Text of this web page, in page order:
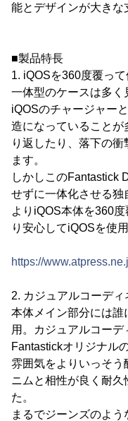
能とデザインが大きな
■製品特長
1. iQOSを360度覆っ
一体型のケースは多
iQOSのチャージャー
造になっていること
り返したり、落下の
ます。
しかしこのFantastick
せずに一体化させる独
よりiQOS本体を360
り安心してiQOSを使
https://
2. カジュアルコーデ
本体メイン部分には
用。カジュアルコーデ
Fantastickオリジナル
雰囲気をよりいっそ
ニムと相性が良く耐
た。
まるでジーンズのよ